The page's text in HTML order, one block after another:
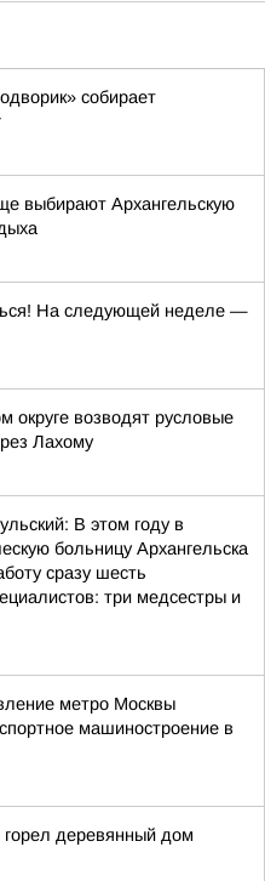
собирает
выбирают Архангельскую
На следующей неделе —
округе возводят русловые
Лахому
В этом году в
больницу Архангельска
сразу шесть
три медсестры и
метро Москвы
машиностроение в
горел деревянный дом